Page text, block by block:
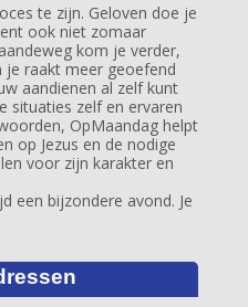
te zijn. Geloven doe je
ook niet zomaar
kom je verder,
je raakt meer geoefend
aandienen al zelf kunt
situaties zelf en ervaren
OpMaandag helpt
op Jezus en de nodige
voor zijn karakter en
een bijzondere avond. Je